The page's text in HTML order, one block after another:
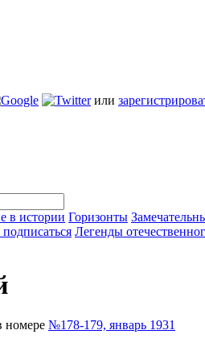
или
в истории Горизонты
Легенды
номере №178-179, январь 1931